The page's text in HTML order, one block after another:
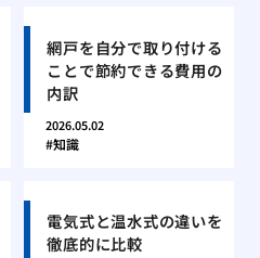
網戸を自分で取り付ける
ことで節約できる費用の
内訳
2026.05.02
知識
電気式と温水式の違いを
徹底的に比較